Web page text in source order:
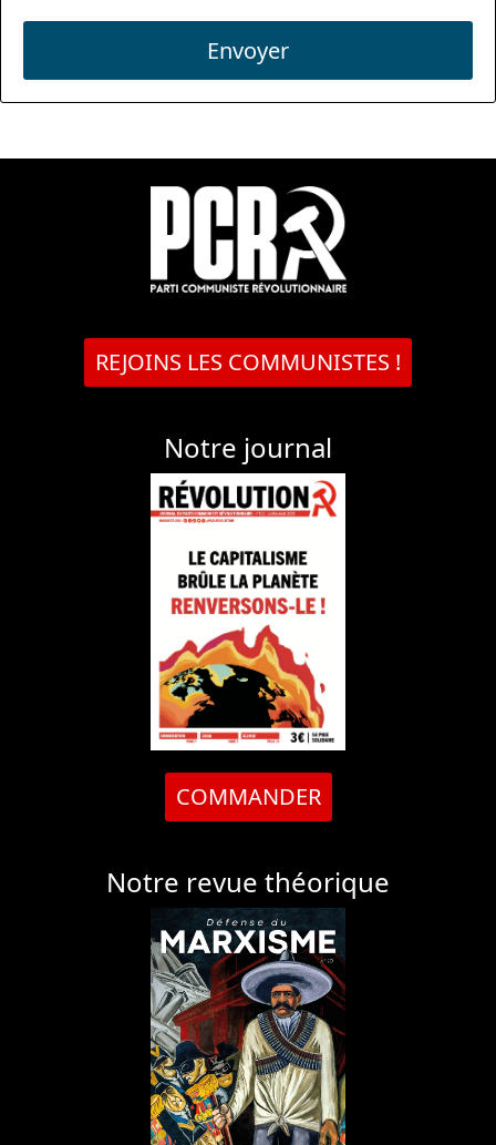
Envoyer
REJOINS LES COMMUNISTES !
Notre journal
COMMANDER
Notre revue théorique